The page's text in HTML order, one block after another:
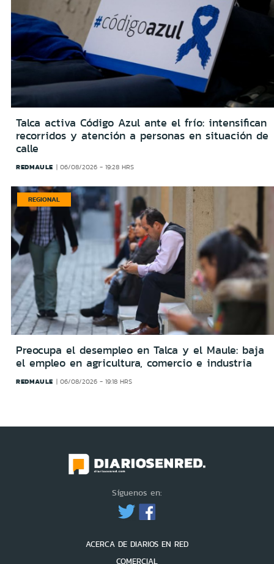
Talca activa Código Azul ante el frío: intensifican
recorridos y atención a personas en situación de
calle
REDMAULE 06/08/2026 - 19:28 HRS
REGIONAL
Preocupa el desempleo en Talca y el Maule: baja
el empleo en agricultura, comercio e industria
REDMAULE 06/08/2026 - 19:18 HRS
Síguenos en:
ACERCA DE DIARIOS EN RED
COMERCIAL